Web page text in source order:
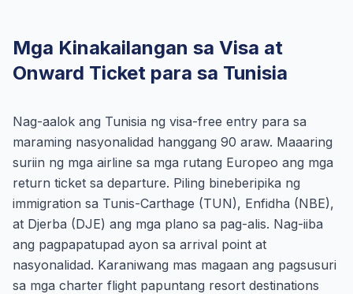
Mga Kinakailangan sa Visa at
Onward Ticket para sa Tunisia
Nag-aalok ang Tunisia ng visa-free entry para sa
maraming nasyonalidad hanggang 90 araw. Maaaring
suriin ng mga airline sa mga rutang Europeo ang mga
return ticket sa departure. Piling bineberipika ng
immigration sa Tunis-Carthage (TUN), Enfidha (NBE),
at Djerba (DJE) ang mga plano sa pag-alis. Nag-iiba
ang pagpapatupad ayon sa arrival point at
nasyonalidad. Karaniwang mas magaan ang pagsusuri
sa mga charter flight papuntang resort destinations